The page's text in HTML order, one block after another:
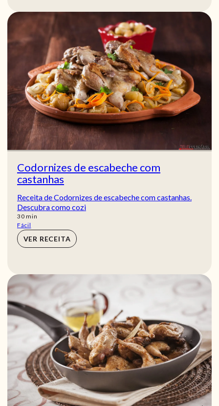
Codornizes de escabeche com
castanhas
Receita de Codornizes de escabeche com castanhas.
Descubra como cozi
30min
min
Fácil
VER RECEITA